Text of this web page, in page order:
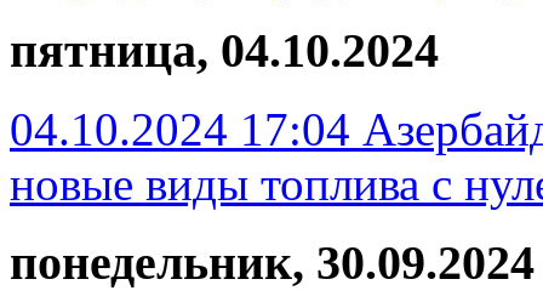
пятница, 04.10.2024
04.10.2024 17:04
новые виды топлива с
понедельник, 30.09.2024